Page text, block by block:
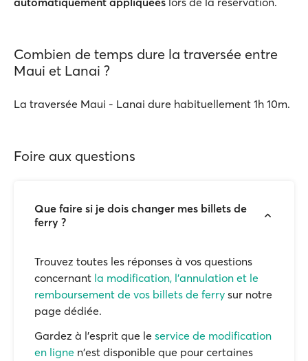
Combien de temps dure la traversée entre
Maui et Lanai ?
La traversée Maui - Lanai dure habituellement 1h 10m.
Foire aux questions
Que faire si je dois changer mes billets de
ferry ?
Trouvez toutes les réponses à vos questions
concernant la modification, l'annulation et le
remboursement de vos billets de ferry sur notre
page dédiée.
Gardez à l'esprit que le service de modification
en ligne n'est disponible que pour certaines